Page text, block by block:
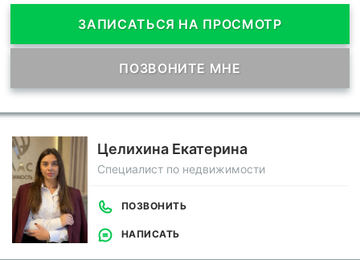
ЗАПИСАТЬСЯ НА ПРОСМОТР
ПОЗВОНИТЕ МНЕ
Целихина Екатерина
Специалист по недвижимости
ПОЗВОНИТЬ
НАПИСАТЬ